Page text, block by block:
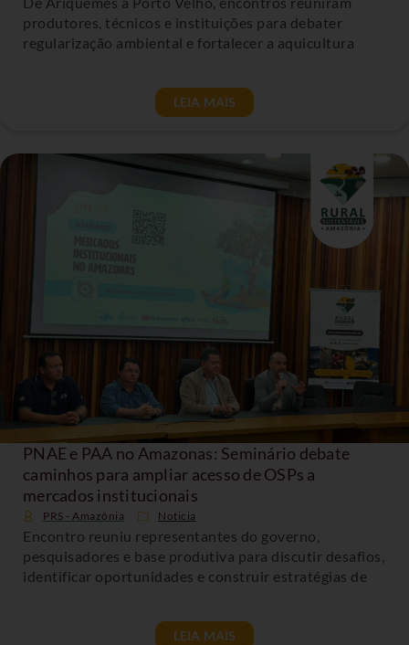
produtores, técnicos e instituições para debater
regularização ambiental e fortalecer a aquicultura
LEIA MAIS
PNAE e PAA no Amazonas: Seminário debate
caminhos para ampliar acesso de OSPs a
mercados institucionais
PRS - Amazônia Noticia
Encontro reuniu representantes do governo,
pesquisadores e base produtiva para discutir desafios,
identificar oportunidades e construir estratégias de
LEIA MAIS